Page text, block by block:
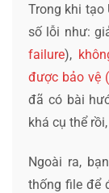
Trong khi tạo
số lỗi như:
failure),
được bảo vệ
đã có bài
khá cụ thể
Ngoài ra,
thống file để